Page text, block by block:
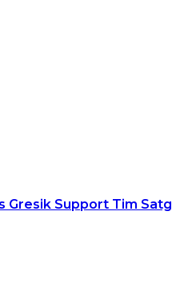
Gresik Support Tim